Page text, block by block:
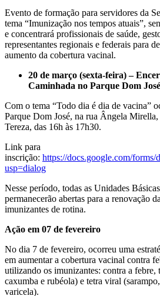
Evento de formação para servidores da
tema “Imunização nos tempos atuais”,
e concentrará profissionais de saúde,
representantes regionais e federais para
aumento da cobertura vacinal.
20 de março (sexta-feira) –
Caminhada no Parque Dom José
Com o tema “Todo dia é dia de vacina”
Parque Dom José, na rua Ângela
Tereza, das 16h às 17h30.
Link para
inscrição: https://docs.google.com/
usp=dialog
Nesse período, todas as Unidades
permanecerão abertas para a renovação
imunizantes de rotina.
Ação em 07 de fevereiro
No dia 7 de fevereiro, ocorreu uma
em aumentar a cobertura vacinal contra
utilizando os imunizantes: contra a
caxumba e rubéola) e tetra viral
varicela).